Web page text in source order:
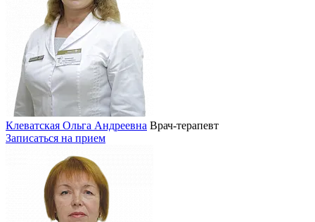
Клеватская Ольга Андреевна Врач-терапевт
Записаться на прием